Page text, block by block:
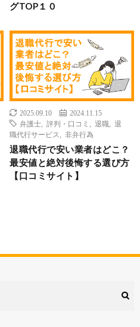
グTOP１０
2025.09.10
2024.11.15
弁護士
評判・口コミ 退職
退
職代行サービス
非弁行為
退職代行で安い業者はどこ？
最安値と絶対後悔する選び方
【口コミサイト】